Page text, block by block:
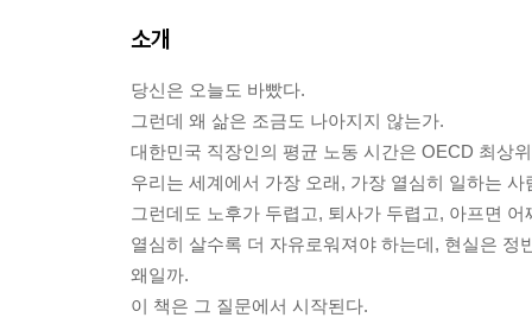
소개
당신은 오늘도 바빴다.
그런데 왜 삶은 조금도 나아지지 않는가.
대한민국 직장인의 평균 노동 시간은 OECD 최상
우리는 세계에서 가장 오래, 가장 열심히 일하는 사
그런데도 노후가 두렵고, 퇴사가 두렵고, 아프면
열심히 살수록 더 자유로워져야 하는데, 현실은 정
왜일까.
이 책은 그 질문에서 시작된다.